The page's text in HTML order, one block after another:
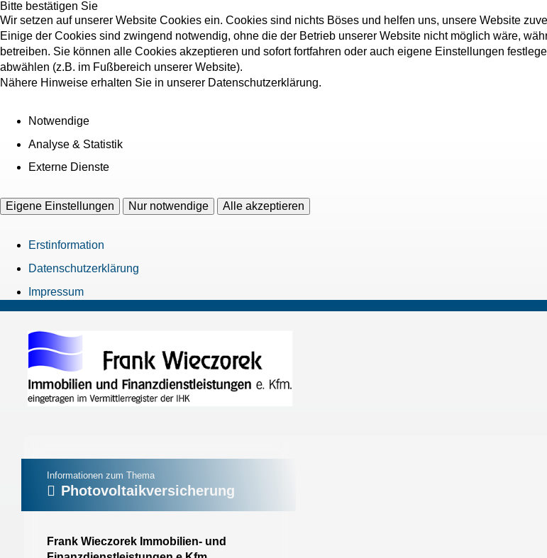
Bitte bestätigen Sie
Wir setzen auf unserer Website Cookies ein. Cookies sind nichts Böses und helfen uns, unsere Website
Einige der Cookies sind zwingend notwendig, ohne die der Betrieb unserer Website nicht möglich wäre,
betreiben. Sie können alle Cookies akzeptieren und sofort fortfahren oder auch eigene Einstellungen
abwählen (z.B. im Fußbereich unserer Website).
Nähere Hinweise erhalten Sie in unserer Datenschutzerklärung.
Notwendige
Analyse & Statistik
Externe Dienste
Eigene Einstellungen Nur notwendige Alle akzeptieren
Erstinformation
Datenschutzerklärung
Impressum
Informationen zum Thema
Photovoltaikversicherung
Frank Wieczorek Immobilien- und